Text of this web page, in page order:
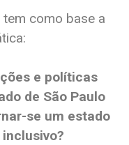
como base a
e políticas
de São Paulo
se um estado